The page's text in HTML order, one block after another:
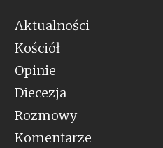
Aktualności
Kościół
Opinie
Diecezja
Rozmowy
Komentarze